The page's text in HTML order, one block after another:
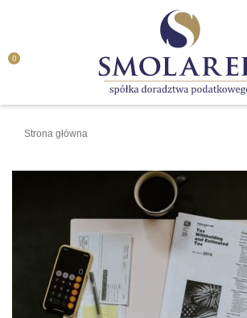
0
Strona główna